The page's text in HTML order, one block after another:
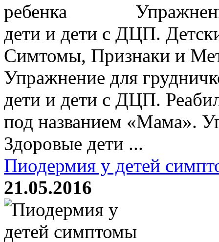
дети и дети с ДЦП.
Симтомы, Признаки и
Упражнение для
дети и дети с ДЦП.
под названием «Мама».
Здоровые дети ...
Пиодермия у детей
21.05.2016